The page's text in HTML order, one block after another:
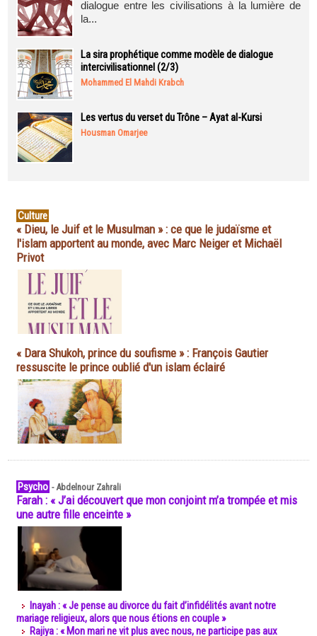
dialogue entre les civilisations à la lumière de
la...
La sira prophétique comme modèle de dialogue
intercivilisationnel (2/3)
Mohammed El Mahdi Krabch
Les vertus du verset du Trône – Ayat al-Kursi
Housman Omarjee
Culture
« Dieu, le Juif et le Musulman » : ce que le judaïsme et
l'islam apportent au monde, avec Marc Neiger et Michaël
Privot
« Dara Shukoh, prince du soufisme » : François Gautier
ressuscite le prince oublié d'un islam éclairé
Psycho -Abdelnour Zahrali
Farah : « J’ai découvert que mon conjoint m’a trompée et mis
une autre fille enceinte »
Inayah : « Je pense au divorce du fait d’infidélités avant notre
mariage religieux, alors que nous étions en couple »
Rajiya : « Mon mari ne vit plus avec nous, ne participe pas aux